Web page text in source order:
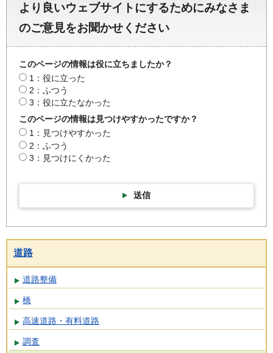
より良いウェブサイトにするためにみなさま
のご意見をお聞かせください
このページの情報は役に立ちましたか？
1：役に立った
2：ふつう
3：役に立たなかった
このページの情報は見つけやすかったですか？
1：見つけやすかった
2：ふつう
3：見つけにくかった
送信
道路
道路整備
橋
高速道路・有料道路
調査